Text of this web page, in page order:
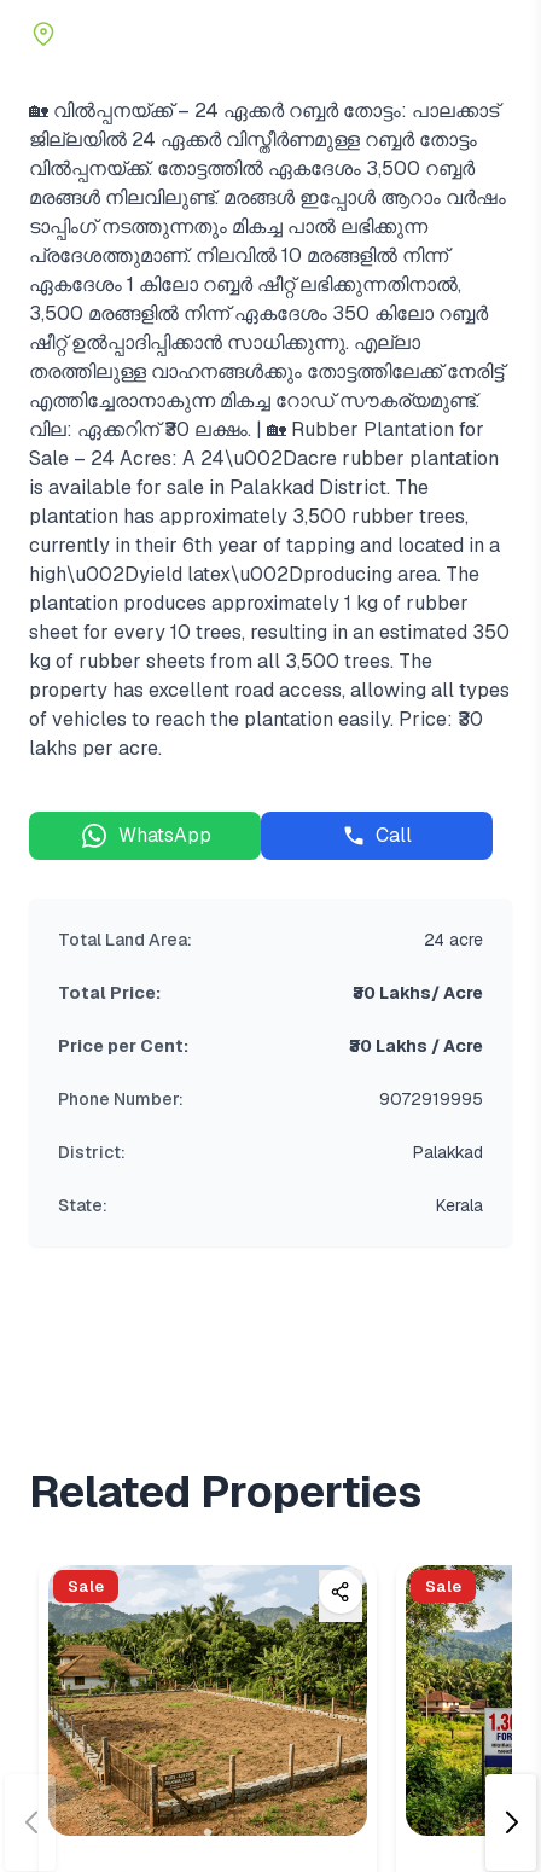
🏡 വിൽപ്പനയ്ക്ക് – 24 ഏക്കർ റബ്ബർ തോട്ടം: പാലക്കാട്
ജില്ലയിൽ 24 ഏക്കർ വിസ്തീർണമുള്ള റബ്ബർ തോട്ടം
വിൽപ്പനയ്ക്ക്. തോട്ടത്തിൽ ഏകദേശം 3,500 റബ്ബർ
മരങ്ങൾ നിലവിലുണ്ട്. മരങ്ങൾ ഇപ്പോൾ ആറാം വർഷം
ടാപ്പിംഗ് നടത്തുന്നതും മികച്ച പാൽ ലഭിക്കുന്ന
പ്രദേശത്തുമാണ്. നിലവിൽ 10 മരങ്ങളിൽ നിന്ന്
ഏകദേശം 1 കിലോ റബ്ബർ ഷീറ്റ് ലഭിക്കുന്നതിനാൽ,
3,500 മരങ്ങളിൽ നിന്ന് ഏകദേശം 350 കിലോ റബ്ബർ
ഷീറ്റ് ഉൽപ്പാദിപ്പിക്കാൻ സാധിക്കുന്നു. എല്ലാ
തരത്തിലുള്ള വാഹനങ്ങൾക്കും തോട്ടത്തിലേക്ക് നേരിട്ട്
എത്തിച്ചേരാനാകുന്ന മികച്ച റോഡ് സൗകര്യമുണ്ട്.
വില: ഏക്കറിന് ₹30 ലക്ഷം. | 🏡 Rubber Plantation for
Sale – 24 Acres: A 24\u002Dacre rubber plantation
is available for sale in Palakkad District. The
plantation has approximately 3,500 rubber trees,
currently in their 6th year of tapping and located in a
high\u002Dyield latex\u002Dproducing area. The
plantation produces approximately 1 kg of rubber
sheet for every 10 trees, resulting in an estimated 350
kg of rubber sheets from all 3,500 trees. The
property has excellent road access, allowing all types
of vehicles to reach the plantation easily. Price: ₹30
lakhs per acre.
WhatsApp Call
Total Land Area: 24 acre
Total Price: ₹30 Lakhs/ Acre
Price per Cent: ₹30 Lakhs / Acre
Phone Number: 9072919995
District: Palakkad
State: Kerala
Related Properties
Sale Sale